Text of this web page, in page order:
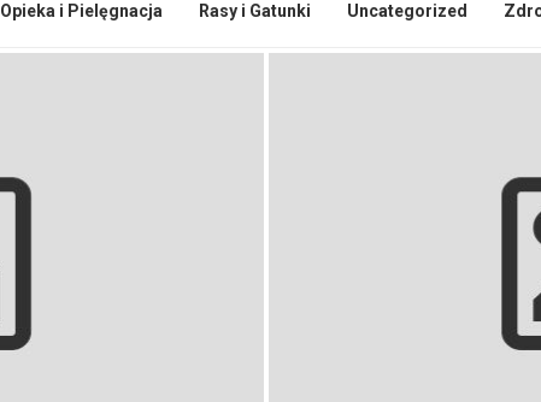
Opieka i Pielęgnacja Rasy i Gatunki Uncategorized